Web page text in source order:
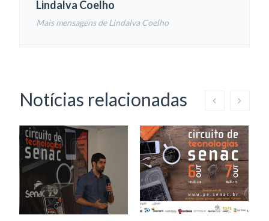
Lindalva Coelho
Mais mensagens de Lindalva Coelho
Notícias relacionadas